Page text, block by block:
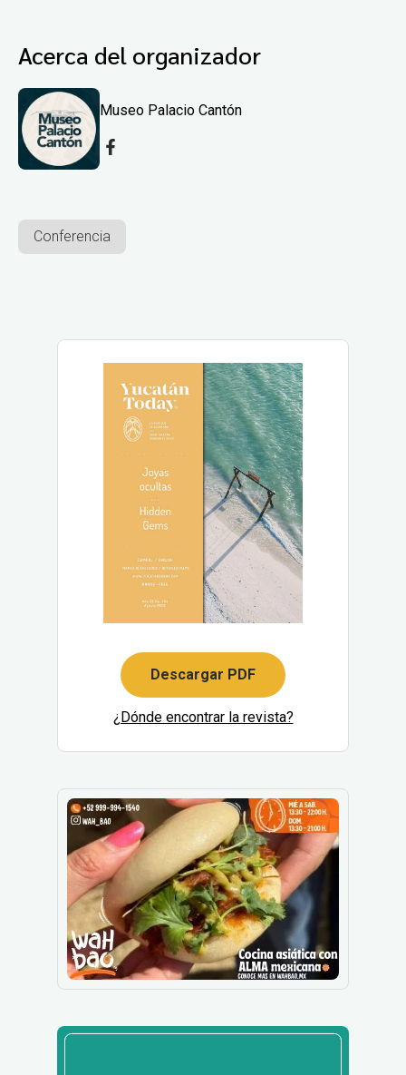
Acerca del organizador
Museo Palacio Cantón
Conferencia
Descargar PDF
¿Dónde encontrar la revista?